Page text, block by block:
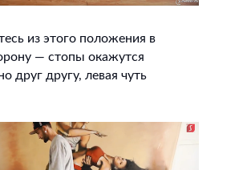
из этого положения в
— стопы окажутся
друг другу, левая чуть